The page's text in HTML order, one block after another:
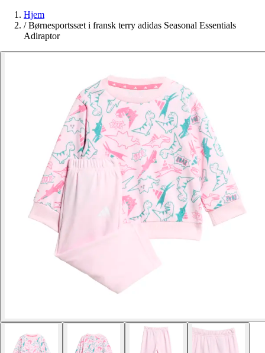
Hjem
/ Børnesportssæt i fransk terry adidas Seasonal Essentials
Adiraptor